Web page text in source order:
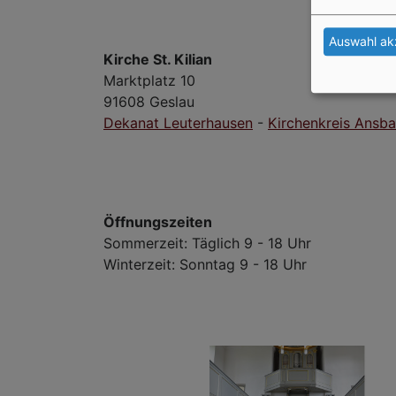
Kirche St. Kilian
Marktplatz 10
91608 Geslau
Dekanat Leuterhausen - Kirchenkreis
Öffnungszeiten
Sommerzeit: Täglich 9 - 18 Uhr
Winterzeit: Sonntag 9 - 18 Uhr
Auswahl